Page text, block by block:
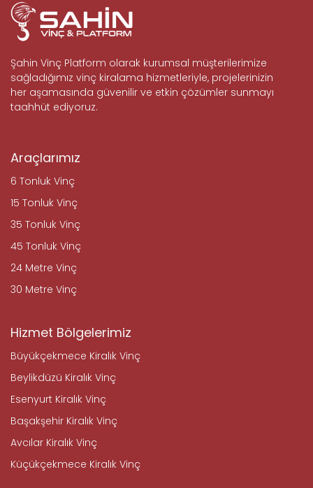
Şahin Vinç Platform olarak kurumsal müşterilerimize
sağladığımız vinç kiralama hizmetleriyle, projelerinizin
her aşamasında güvenilir ve etkin çözümler sunmayı
taahhüt ediyoruz.
Araçlarımız
6 Tonluk Vinç
15 Tonluk Vinç
35 Tonluk Vinç
45 Tonluk Vinç
24 Metre Vinç
30 Metre Vinç
Hizmet Bölgelerimiz
Büyükçekmece Kiralık Vinç
Beylikdüzü Kiralık Vinç
Esenyurt Kiralık Vinç
Başakşehir Kiralık Vinç
Avcılar Kiralık Vinç
Küçükçekmece Kiralık Vinç